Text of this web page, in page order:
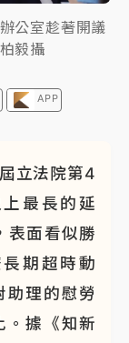
公室趁著開議
毅攝
APP
立法院第4
最長的延
表面看似勝
期超時動
助理的慰勞
。據《知新